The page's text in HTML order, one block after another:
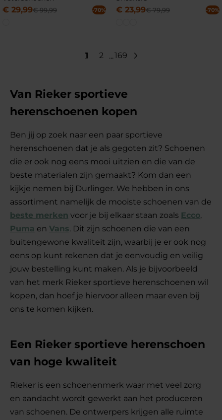
€ 29,99€ 99,99 -70% € 23,99€ 79,99 -70%
1 2 ...169
Van Rieker sportieve
herenschoenen kopen
Ben jij op zoek naar een paar sportieve
herenschoenen dat je als gegoten zit? Schoenen
die er ook nog eens mooi uitzien en die van de
beste materialen zijn gemaakt? Kom dan een
kijkje nemen bij Durlinger. We hebben in ons
assortiment namelijk de mooiste schoenen van de
beste merken voor je bij elkaar staan zoals Ecco,
Puma en Vans. Dit zijn schoenen die van een
buitengewone kwaliteit zijn, waarbij je er ook nog
eens op kunt rekenen dat je eenvoudig en veilig
jouw bestelling kunt maken. Als je bijvoorbeeld
van het merk Rieker sportieve herenschoenen wil
kopen, dan hoef je hiervoor alleen maar even bij
ons te komen kijken.
Een Rieker sportieve herenschoen
van hoge kwaliteit
Rieker is een schoenenmerk waar met veel zorg
en aandacht wordt gewerkt aan het produceren
van schoenen. De ontwerpers krijgen alle ruimte